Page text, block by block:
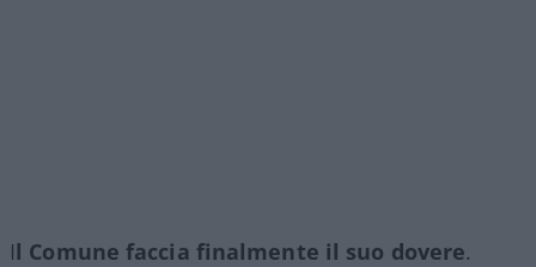
Il Comune faccia finalmente il suo dovere.